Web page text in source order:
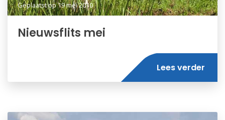
Geplaatst op19 mei 2010
Nieuwsflits mei
Lees verder